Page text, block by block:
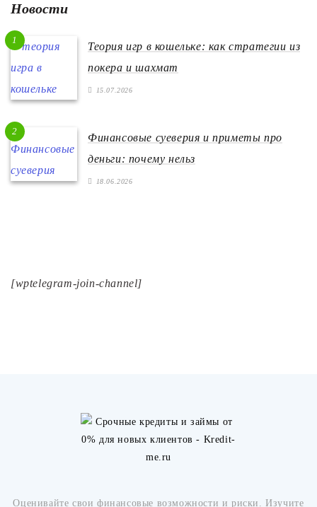
Новости
1
Теория игр в кошельке: как стратегии из
покера и шахмат
15.07.2026
2
Финансовые суеверия и приметы про
деньги: почему нельз
18.06.2026
[wptelegram-join-channel]
Оценивайте свои финансовые возможности и риски. Изучите